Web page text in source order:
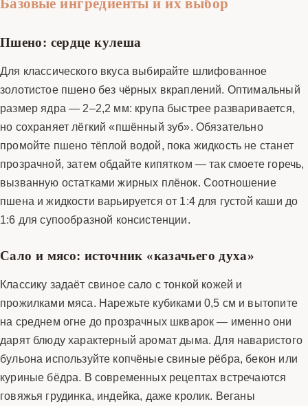
Пшено: сердце кулеша
Для классического вкуса выбирайте шлифованное
золотистое пшено без чёрных вкраплений. Оптимальный
размер ядра — 2–2,2 мм: крупа быстрее разваривается,
но сохраняет лёгкий «пшённый зуб». Обязательно
промойте пшено тёплой водой, пока жидкость не станет
прозрачной, затем обдайте кипятком — так смоете горечь,
вызванную остатками жирных плёнок. Соотношение
пшена и жидкости варьируется от 1:4 для густой каши до
1:6 для супообразной консистенции.
Сало и мясо: источник «казачьего духа»
Классику задаёт свиное сало с тонкой кожей и
прожилками мяса. Нарежьте кубиками 0,5 см и вытопите
на среднем огне до прозрачных шкварок — именно они
дарят блюду характерный аромат дыма. Для наваристого
бульона используйте копчёные свиные рёбра, бекон или
куриные бёдра. В современных рецептах встречаются
говяжья грудинка, индейка, даже кролик. Веганы